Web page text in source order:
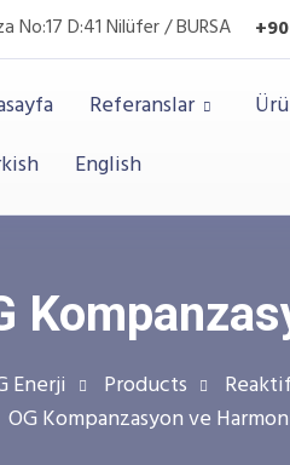
No:17 D:41 Nilüfer / BURSA
Referanslar
English
Enerji Products
OG Kompanzasyon ve